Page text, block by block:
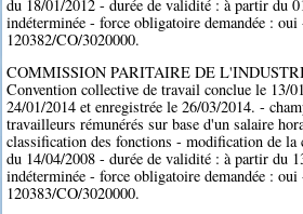
du 18/01/2012 - durée de validité : à partir du
indéterminée - force obligatoire demandée :
120382/CO/3020000.
COMMISSION PARITAIRE DE
Convention collective de travail conclue le 13/
24/01/2014 et enregistrée le 26/03/2014. -
travailleurs rémunérés sur base d'un salaire
classification des fonctions - modification de la
du 14/04/2008 - durée de validité : à partir du
indéterminée - force obligatoire demandée :
120383/CO/3020000.